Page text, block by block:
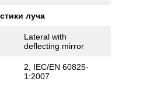
луча
Lateral with
deflecting mirror
2, IEC/EN 60825-
1:2007